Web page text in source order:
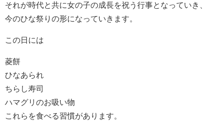
それが時代と共に女の子の成長を祝う行事となっていき、
今のひな祭りの形になっていきます。
この日には
菱餅
ひなあられ
ちらし寿司
ハマグリのお吸い物
これらを食べる習慣があります。